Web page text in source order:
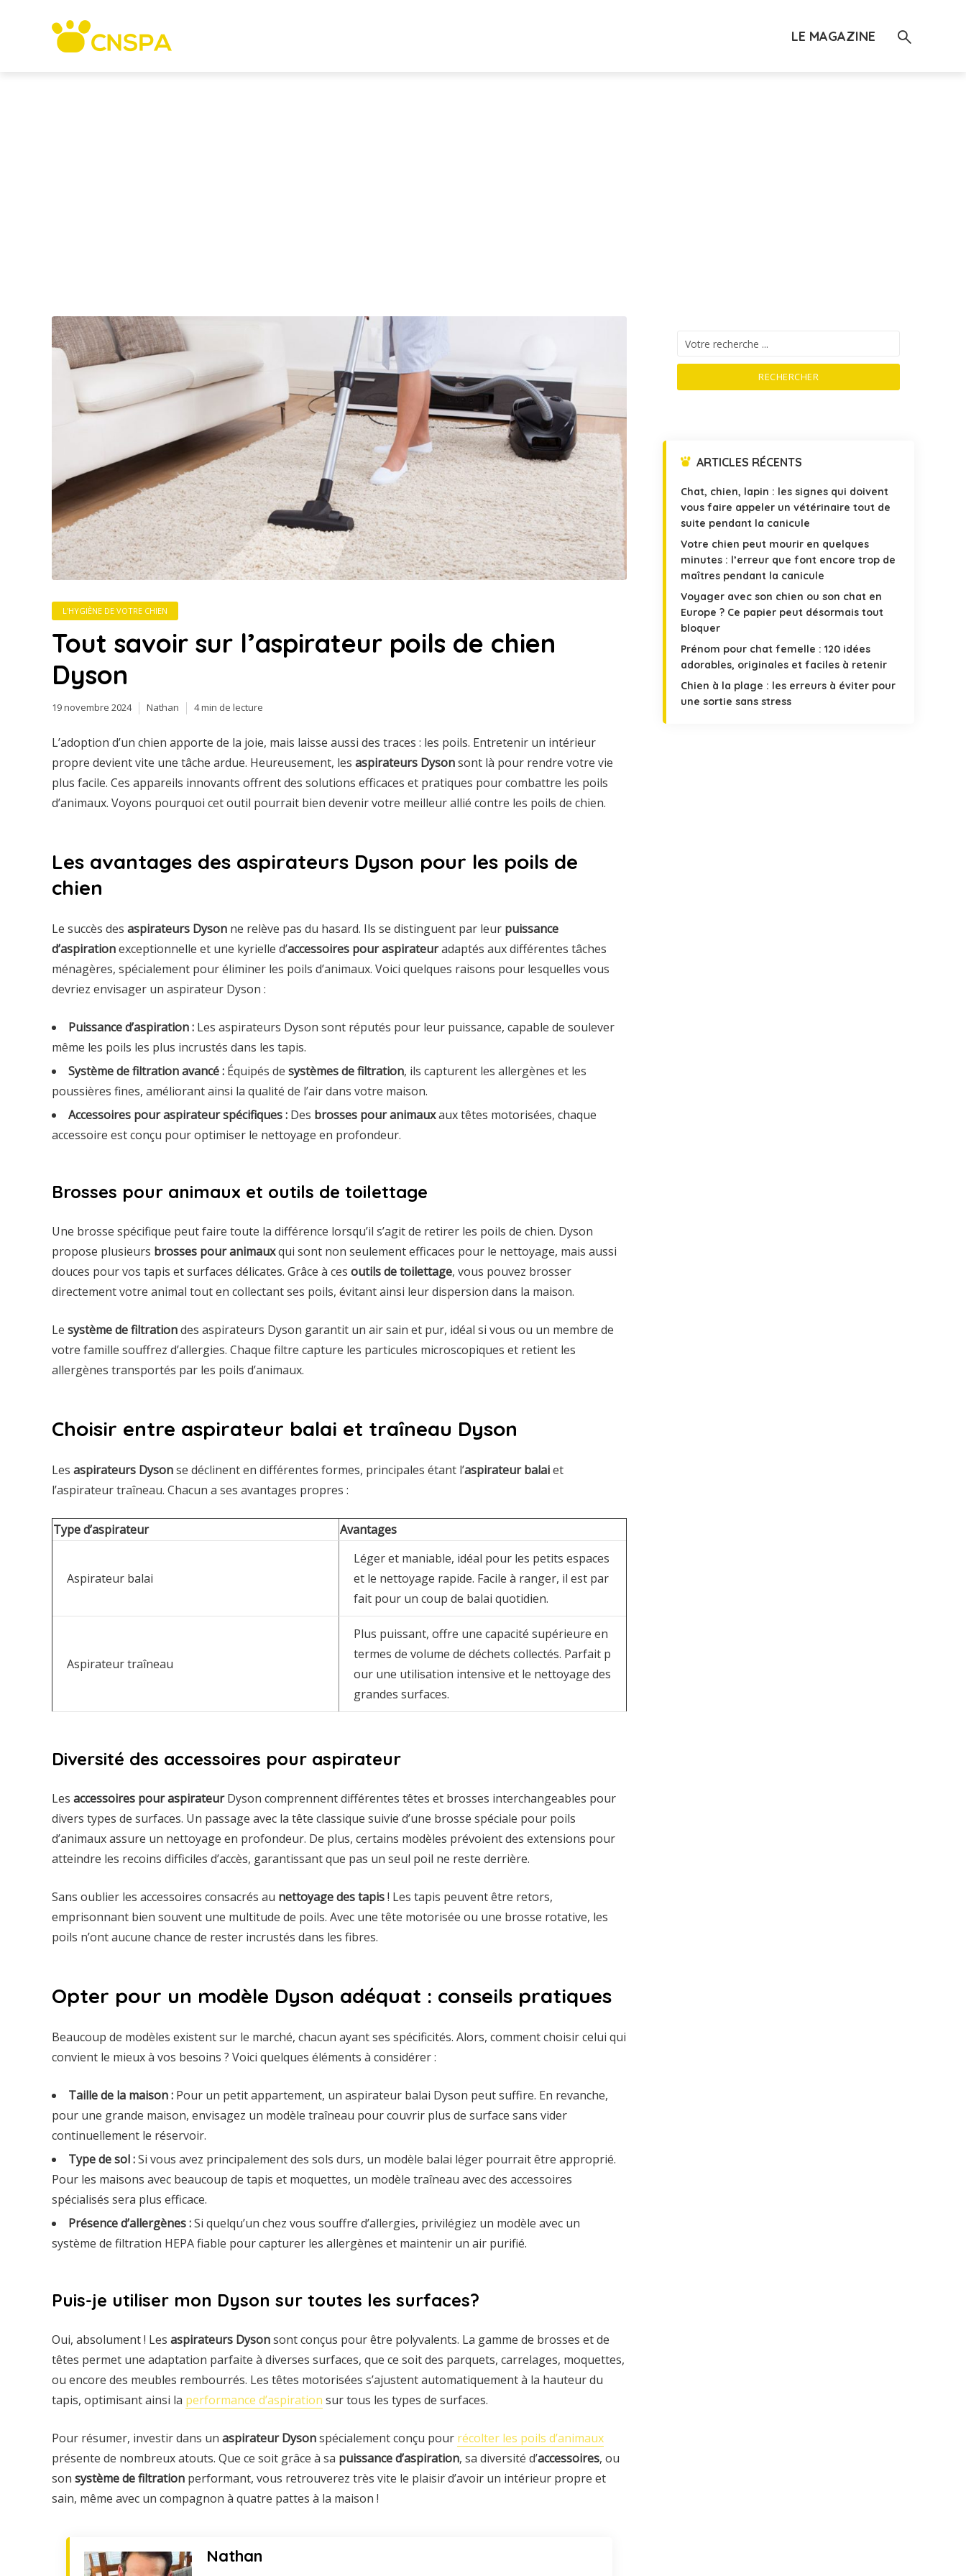
LE MAGAZINE
L'HYGIÈNE DE VOTRE CHIEN
Tout savoir sur l’aspirateur poils de chien
Dyson
19 novembre 2024 Nathan 4 min de lecture
L’adoption d’un chien apporte de la joie, mais laisse aussi des traces : les poils. Entretenir un intérieur
propre devient vite une tâche ardue. Heureusement, les aspirateurs Dysonsont là pour rendre votre vie
plus facile. Ces appareils innovants offrent des solutions efficaces et pratiques pour combattre les poils
d’animaux. Voyons pourquoi cet outil pourrait bien devenir votre meilleur allié contre les poils de chien.
Les avantages des aspirateurs Dyson pour les poils de
chien
Le succès des aspirateurs Dyson ne relève pas du hasard. Ils se distinguent par leur puissance
d’aspirationexceptionnelle et une kyrielle d’accessoires pour aspirateuradaptés aux différentes tâches
ménagères, spécialement pour éliminer les poils d’animaux. Voici quelques raisons pour lesquelles vous
devriez envisager un aspirateur Dyson :
Puissance d’aspiration : Les aspirateurs Dyson sont réputés pour leur puissance, capable de soulever
même les poils les plus incrustés dans les tapis.
Système de filtration avancé : Équipés de systèmes de filtration, ils capturent les allergènes et les
poussières fines, améliorant ainsi la qualité de l’air dans votre maison.
Accessoires pour aspirateur spécifiques : Des brosses pour animauxaux têtes motorisées, chaque
accessoire est conçu pour optimiser le nettoyage en profondeur.
Brosses pour animaux et outils de toilettage
Une brosse spécifique peut faire toute la différence lorsqu’il s’agit de retirer les poils de chien. Dyson
propose plusieurs brosses pour animauxqui sont non seulement efficaces pour le nettoyage, mais aussi
douces pour vos tapis et surfaces délicates. Grâce à ces outils de toilettage, vous pouvez brosser
directement votre animal tout en collectant ses poils, évitant ainsi leur dispersion dans la maison.
Le système de filtrationdes aspirateurs Dyson garantit un air sain et pur, idéal si vous ou un membre de
votre famille souffrez d’allergies. Chaque filtre capture les particules microscopiques et retient les
allergènes transportés par les poils d’animaux.
Choisir entre aspirateur balai et traîneau Dyson
Les aspirateurs Dysonse déclinent en différentes formes, principales étant l’aspirateur balaiet
l’aspirateur traîneau. Chacun a ses avantages propres :
Type d’aspirateur Avantages
Aspirateur balai
Léger et maniable, idéal pour les petits espaces
et le nettoyage rapide. Facile à ranger, il est par
fait pour un coup de balai quotidien.
Aspirateur traîneau
Plus puissant, offre une capacité supérieure en
termes de volume de déchets collectés. Parfait p
our une utilisation intensive et le nettoyage des
grandes surfaces.
Diversité des accessoires pour aspirateur
Les accessoires pour aspirateurDyson comprennent différentes têtes et brosses interchangeables pour
divers types de surfaces. Un passage avec la tête classique suivie d’une brosse spéciale pour poils
d’animaux assure un nettoyage en profondeur. De plus, certains modèles prévoient des extensions pour
atteindre les recoins difficiles d’accès, garantissant que pas un seul poil ne reste derrière.
Sans oublier les accessoires consacrés au nettoyage des tapis! Les tapis peuvent être retors,
emprisonnant bien souvent une multitude de poils. Avec une tête motorisée ou une brosse rotative, les
poils n’ont aucune chance de rester incrustés dans les fibres.
Opter pour un modèle Dyson adéquat : conseils pratiques
Beaucoup de modèles existent sur le marché, chacun ayant ses spécificités. Alors, comment choisir celui qui
convient le mieux à vos besoins ? Voici quelques éléments à considérer :
Taille de la maison : Pour un petit appartement, un aspirateur balai Dyson peut suffire. En revanche,
pour une grande maison, envisagez un modèle traîneau pour couvrir plus de surface sans vider
continuellement le réservoir.
Type de sol :Si vous avez principalement des sols durs, un modèle balai léger pourrait être approprié.
Pour les maisons avec beaucoup de tapis et moquettes, un modèle traîneau avec des accessoires
spécialisés sera plus efficace.
Présence d’allergènes :Si quelqu’un chez vous souffre d’allergies, privilégiez un modèle avec un
système de filtration HEPA fiable pour capturer les allergènes et maintenir un air purifié.
Puis-je utiliser mon Dyson sur toutes les surfaces?
Oui, absolument ! Les aspirateurs Dysonsont conçus pour être polyvalents. La gamme de brosses et de
têtes permet une adaptation parfaite à diverses surfaces, que ce soit des parquets, carrelages, moquettes,
ou encore des meubles rembourrés. Les têtes motorisées s’ajustent automatiquement à la hauteur du
tapis, optimisant ainsi la performance d’aspiration sur tous les types de surfaces.
Pour résumer, investir dans un aspirateur Dysonspécialement conçu pour récolter les poils d’animaux
présente de nombreux atouts. Que ce soit grâce à sa puissance d’aspiration, sa diversité d’accessoires, ou
son système de filtration performant, vous retrouverez très vite le plaisir d’avoir un intérieur propre et
sain, même avec un compagnon à quatre pattes à la maison !
Nathan
RECHERCHER
ARTICLES RÉCENTS
Chat, chien, lapin : les signes qui doivent
vous faire appeler un vétérinaire tout de
suite pendant la canicule
Votre chien peut mourir en quelques
minutes : l’erreur que font encore trop de
maîtres pendant la canicule
Voyager avec son chien ou son chat en
Europe ? Ce papier peut désormais tout
bloquer
Prénom pour chat femelle : 120 idées
adorables, originales et faciles à retenir
Chien à la plage : les erreurs à éviter pour
une sortie sans stress